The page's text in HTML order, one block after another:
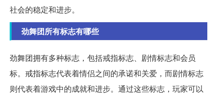
社会的稳定和进步。
劲舞团所有标志有哪些
劲舞团拥有多种标志，包括戒指标志、剧情标志和会员
标。戒指标志代表着情侣之间的承诺和关爱，而剧情标志
则代表着游戏中的成就和进步。通过这些标志，玩家可以